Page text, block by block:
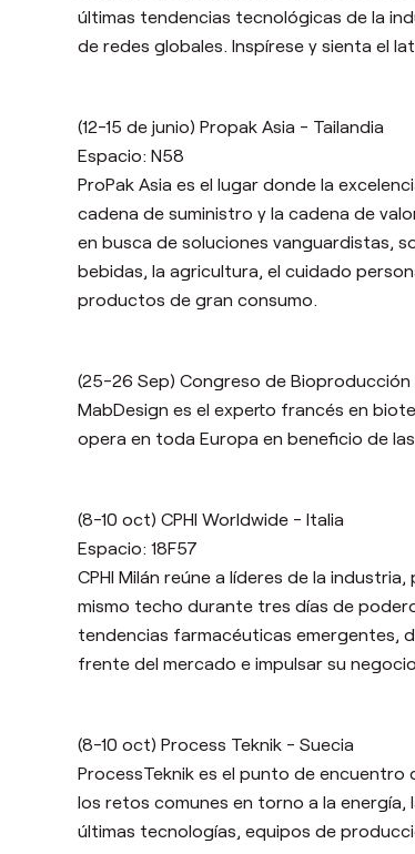
últimas tendencias tecnológicas de la
de redes globales. Inspírese y sienta el
(12-15 de junio) Propak Asia - Tailandia
Espacio: N58
ProPak Asia es el lugar donde la
cadena de suministro y la cadena de
en busca de soluciones vanguardistas,
bebidas, la agricultura, el cuidado
productos de gran consumo.
(25-26 Sep) Congreso de Bioproducción
MabDesign es el experto francés en
opera en toda Europa en beneficio de
(8-10 oct) CPHI Worldwide - Italia
Espacio: 18F57
CPHI Milán reúne a líderes de la
mismo techo durante tres días de
tendencias farmacéuticas emergentes,
frente del mercado e impulsar su
(8-10 oct) Process Teknik - Suecia
ProcessTeknik es el punto de
los retos comunes en torno a la energía,
últimas tecnologías, equipos de producci